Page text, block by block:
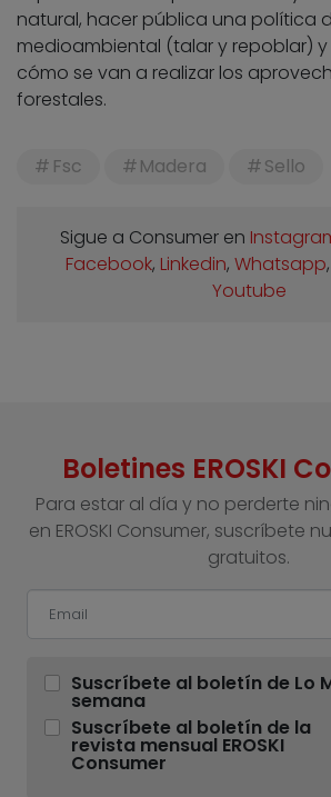
natural, hacer pública una política
medioambiental (talar y repoblar)
cómo se van a realizar los
forestales.
Fsc Madera Sello
Sigue a Consumer en
Facebook, Linkedin, Whatsapp,
Youtube
Boletines EROSKI
Para estar al día y no perderte
en EROSKI Consumer, suscríbete
gratuitos.
Suscríbete al boletín de Lo
semana
Suscríbete al boletín de la
revista mensual EROSKI
Consumer